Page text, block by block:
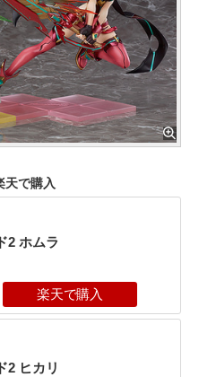
天で購入
2 ホムラ
楽天で購入
2 ヒカリ